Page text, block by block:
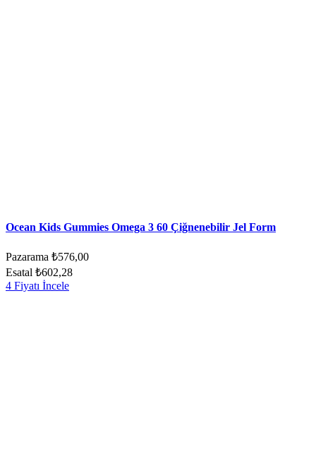
Ocean Kids Gummies Omega 3 60 Çiğnenebilir Jel Form
Pazarama ₺576,00
Esatal ₺602,28
4 Fiyatı İncele